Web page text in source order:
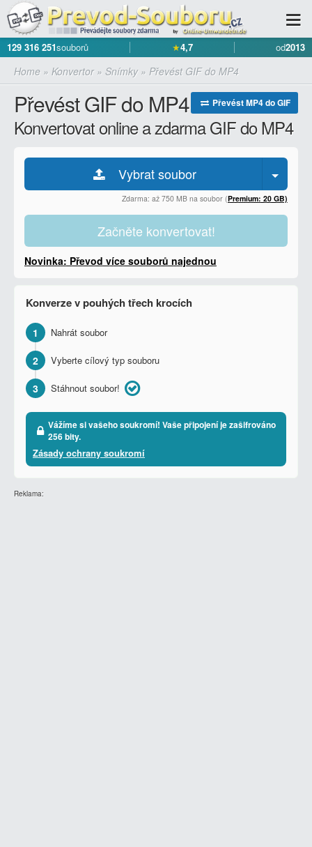
129 316 251souborů ★4,7 od2013
Home » Konvertor» Snímky» Převést GIF do MP4
Převést MP4 do GIF
Převést GIF do MP4
Konvertovat online a zdarma GIF do MP4
Vybrat soubor
Zdarma: až 750 MB na soubor (Premium: 20 GB)
Začněte konvertovat!
Novinka: Převod více souborů najednou
Konverze v pouhých třech krocích
1 Nahrát soubor
2 Vyberte cílový typ souboru
3 Stáhnout soubor!
Vážíme si vašeho soukromí! Vaše připojení je zašifrováno
256 bity.
Zásady ochrany soukromí
Reklama: